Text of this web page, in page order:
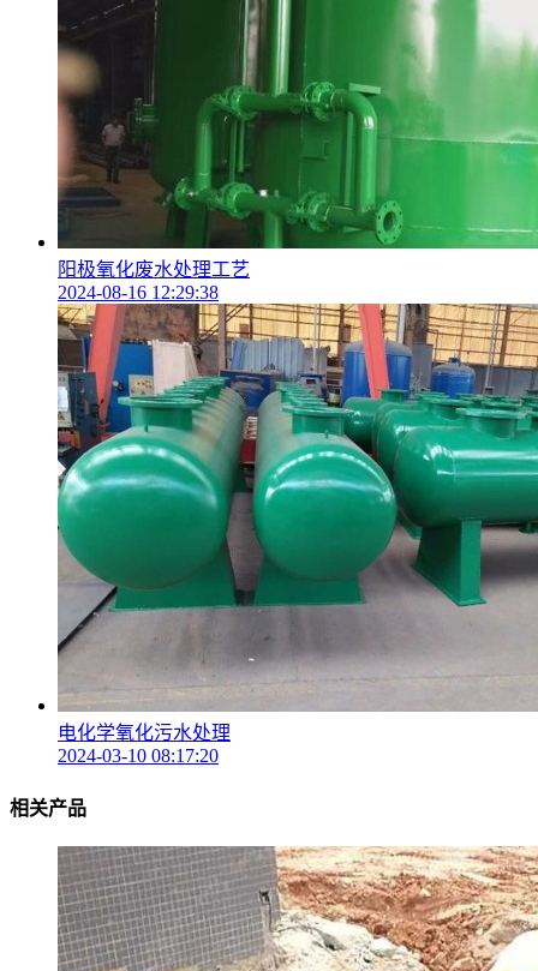
阳极氧化废水处理工艺
2024-08-16 12:29:38
电化学氧化污水处理
2024-03-10 08:17:20
相关产品